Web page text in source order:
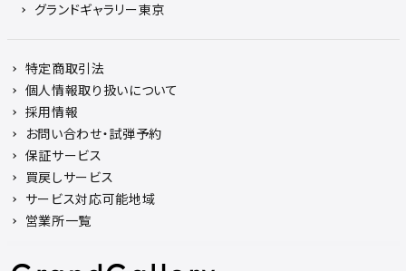
グランドギャラリー東京
特定商取引法
個人情報取り扱いについて
採用情報
お問い合わせ・試弾予約
保証サービス
買戻しサービス
サービス対応可能地域
営業所一覧